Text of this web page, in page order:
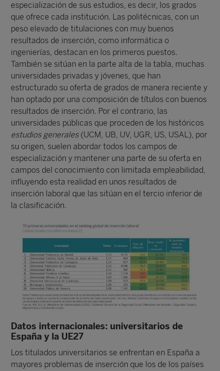
especialización de sus estudios, es decir, los grados
que ofrece cada institución. Las politécnicas, con un
peso elevado de titulaciones con muy buenos
resultados de inserción, como informática o
ingenierías, destacan en los primeros puestos.
También se sitúan en la parte alta de la tabla, muchas
universidades privadas y jóvenes, que han
estructurado su oferta de grados de manera reciente y
han optado por una composición de títulos con buenos
resultados de inserción. Por el contrario, las
universidades públicas que proceden de los históricos
estudios generales(UCM, UB, UV, UGR, US, USAL), por
su origen, suelen abordar todos los campos de
especialización y mantener una parte de su oferta en
campos del conocimiento con limitada empleabilidad,
influyendo esta realidad en unos resultados de
inserción laboral que las sitúan en el tercio inferior de
la clasificación.
Datos internacionales: universitarios de
España y la UE27
Los titulados universitarios se enfrentan en España a
mayores problemas de inserción que los de los países